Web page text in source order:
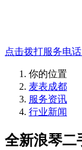
点击拨打服务电
你的位置
麦表成都
服务资讯
行业新闻
全新浪琴二